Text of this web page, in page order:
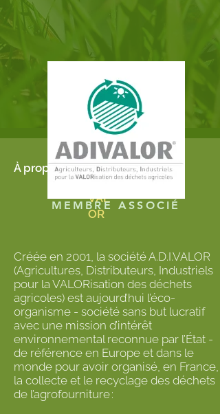
À propos de A.D.I
.
VAL
OR
Créée en 2001, la société A.D.I.VALOR
(Agricultures, Distributeurs, Industriels
pour la VALORisation des déchets
agricoles) est aujourd’hui l’éco-
organisme - société sans but lucratif
avec une mission d’intérêt
environnemental reconnue par l’État -
de référence en Europe et dans le
monde pour avoir organisé, en France,
la collecte et le recyclage des déchets
de l’agrofourniture :
MEMBRE ASSOCIÉ